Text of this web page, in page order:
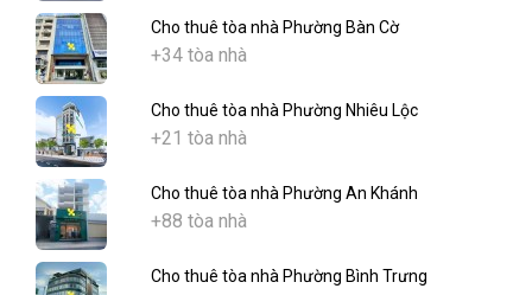
Cho thuê tòa nhà Phường Bàn Cờ
+34 tòa nhà
Cho thuê tòa nhà Phường Nhiêu Lộc
+21 tòa nhà
Cho thuê tòa nhà Phường An Khánh
+88 tòa nhà
Cho thuê tòa nhà Phường Bình Trưng